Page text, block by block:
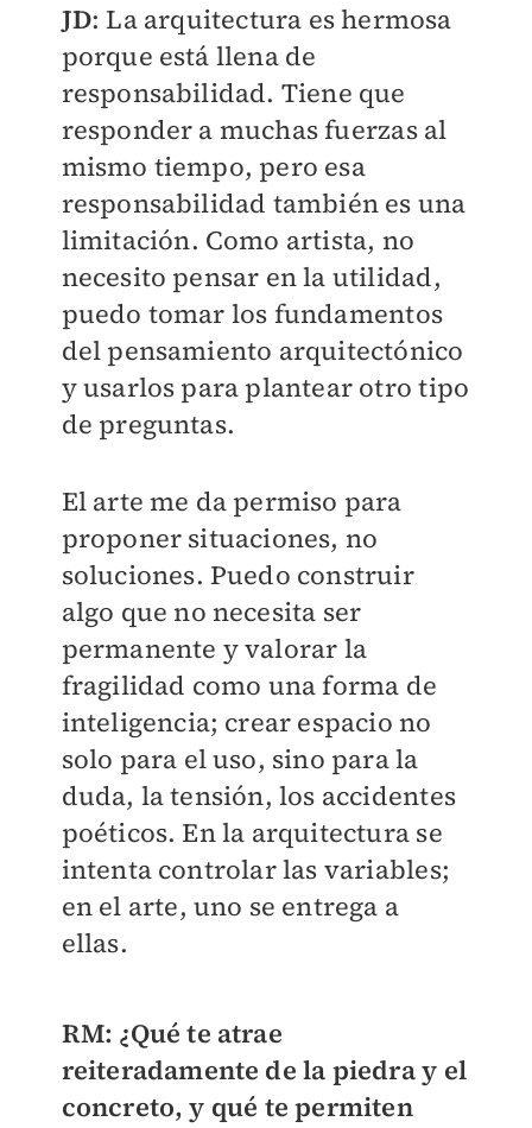
JD: La arquitectura es hermosa
porque está llena de
responsabilidad. Tiene que
responder a muchas fuerzas al
mismo tiempo, pero esa
responsabilidad también es una
limitación. Como artista, no
necesito pensar en la utilidad,
puedo tomar los fundamentos
del pensamiento arquitectónico
y usarlos para plantear otro tipo
de preguntas.
El arte me da permiso para
proponer situaciones, no
soluciones. Puedo construir
algo que no necesita ser
permanente y valorar la
fragilidad como una forma de
inteligencia; crear espacio no
solo para el uso, sino para la
duda, la tensión, los accidentes
poéticos. En la arquitectura se
intenta controlar las variables;
en el arte, uno se entrega a
ellas.
RM: ¿Qué te atrae
reiteradamente de la piedra y el
concreto, y qué te permiten